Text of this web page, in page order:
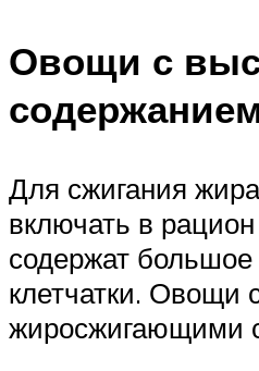
Овощи с
Для сжигания
включать в
содержат большое
клетчатки. Овощи
жиросжигающими